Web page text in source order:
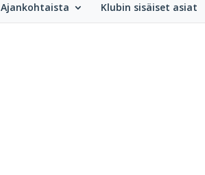
Ajankohtaista Klubin sisäiset asiat